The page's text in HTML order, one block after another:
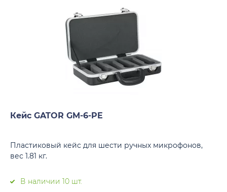
Кейс GATOR GM-6-PE
Пластиковый кейс для шести ручных микрофонов,
вес 1.81 кг.
В наличии 10 шт.